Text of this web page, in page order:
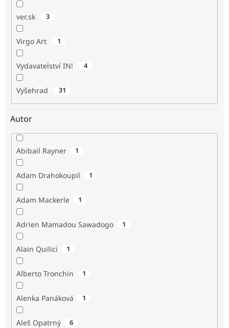
ver.sk 3
Virgo Art 1
Vydavatelství IN! 4
Vyšehrad 31
Autor
Abibail Rayner 1
Adam Drahokoupil 1
Adam Mackerle 1
Adrien Mamadou Sawadogo 1
Alain Quilici 1
Alberto Tronchin 1
Alenka Panáková 1
Aleš Opatrný 6